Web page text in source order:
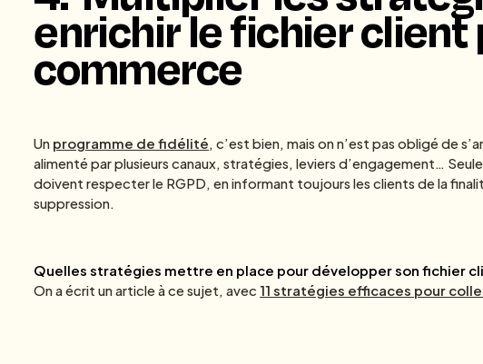
enrichir le fichier client
commerce
Un programme de fidélité, c’est bien, mais on n’est pas obligé de
alimenté par plusieurs canaux, stratégies, leviers d’engagement…
doivent respecter le RGPD, en informant toujours les clients de la
suppression.
Quelles stratégies mettre en place pour développer son fichier
On a écrit un article à ce sujet, avec11 stratégies efficaces pour